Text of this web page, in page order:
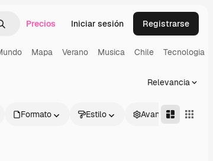
por imagen
BuscarPrecios Iniciar sesión Registrarse
Mapa Verano Musica Chile Tecnologia
Relevancia
Formato Estilo Avanzado